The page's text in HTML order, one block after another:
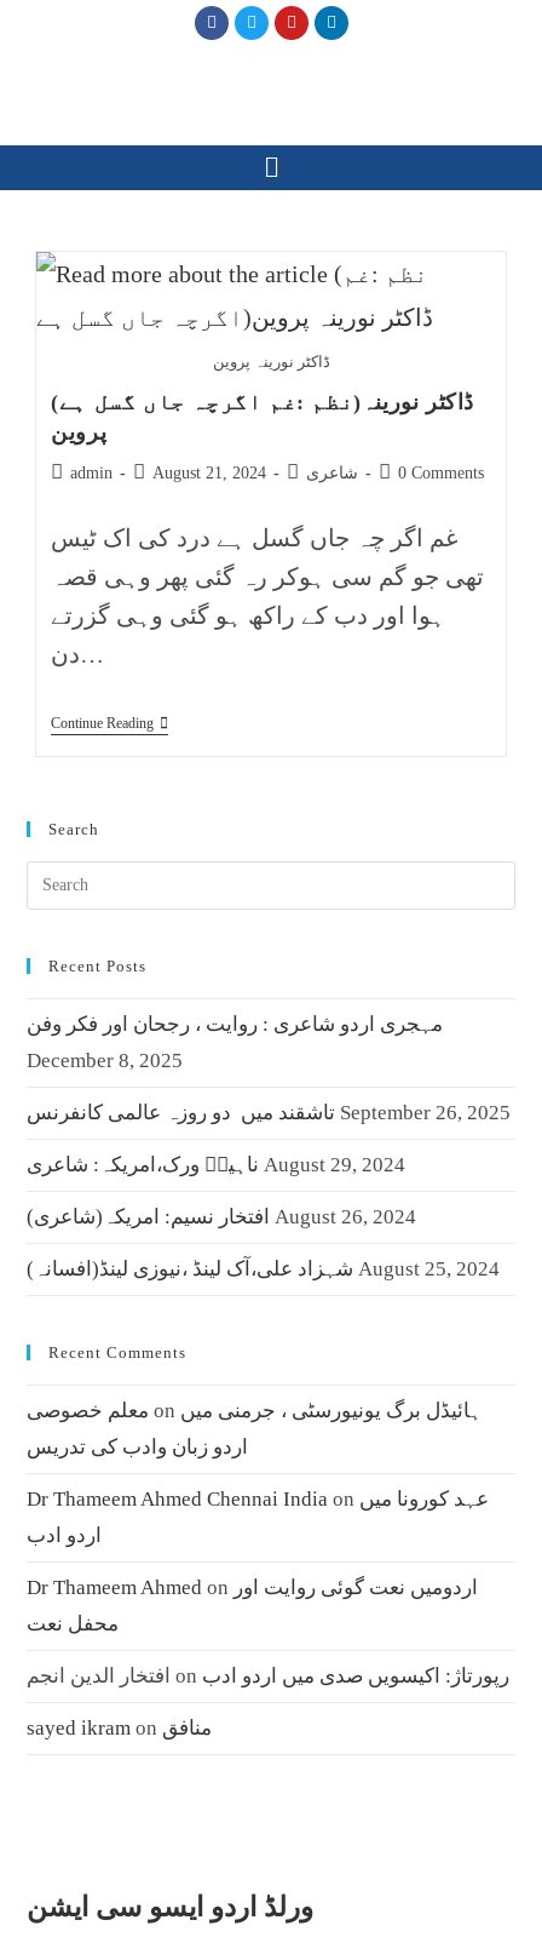
ڈاکٹر نورینہ پروین
(نظم :غم اگرچہ جاں گسل ہے)ڈاکٹر نورینہ
پروین
admin August 21, 2024 شاعری 0 Comments
غم اگر چہ جاں گسل ہے درد کی اک ٹیس
تھی جو گم سی ہوکر رہ گئی پھر وہی قصہ
ہوا اور دب کے راکھ ہو گئی وہی گزرتے
دن…
Continue Reading
Search
Recent Posts
مہجری اردو شاعری : روایت ، رجحان اور فکر وفن
December 8, 2025
تاشقند میں دو روزہ عالمی کانفرنس September 26, 2025
ناہیدؔ ورک،امریکہ: شاعری August 29, 2024
افتخار نسیم: امریکہ(شاعری) August 26, 2024
شہزاد علی،آک لینڈ ،نیوزی لینڈ(افسانہ) August 25, 2024
Recent Comments
معلم خصوصی on ہائیڈل برگ یونیورسٹی ، جرمنی میں
اردو زبان وادب کی تدریس
Dr Thameem Ahmed Chennai India on عہد کورونا میں
اردو ادب
Dr Thameem Ahmed on اردومیں نعت گوئی روایت اور
محفل نعت
افتخار الدین انجم on رپورتاژ: اکیسویں صدی میں اردو ادب
sayed ikram on منافق
ورلڈ اردو ایسو سی ایشن